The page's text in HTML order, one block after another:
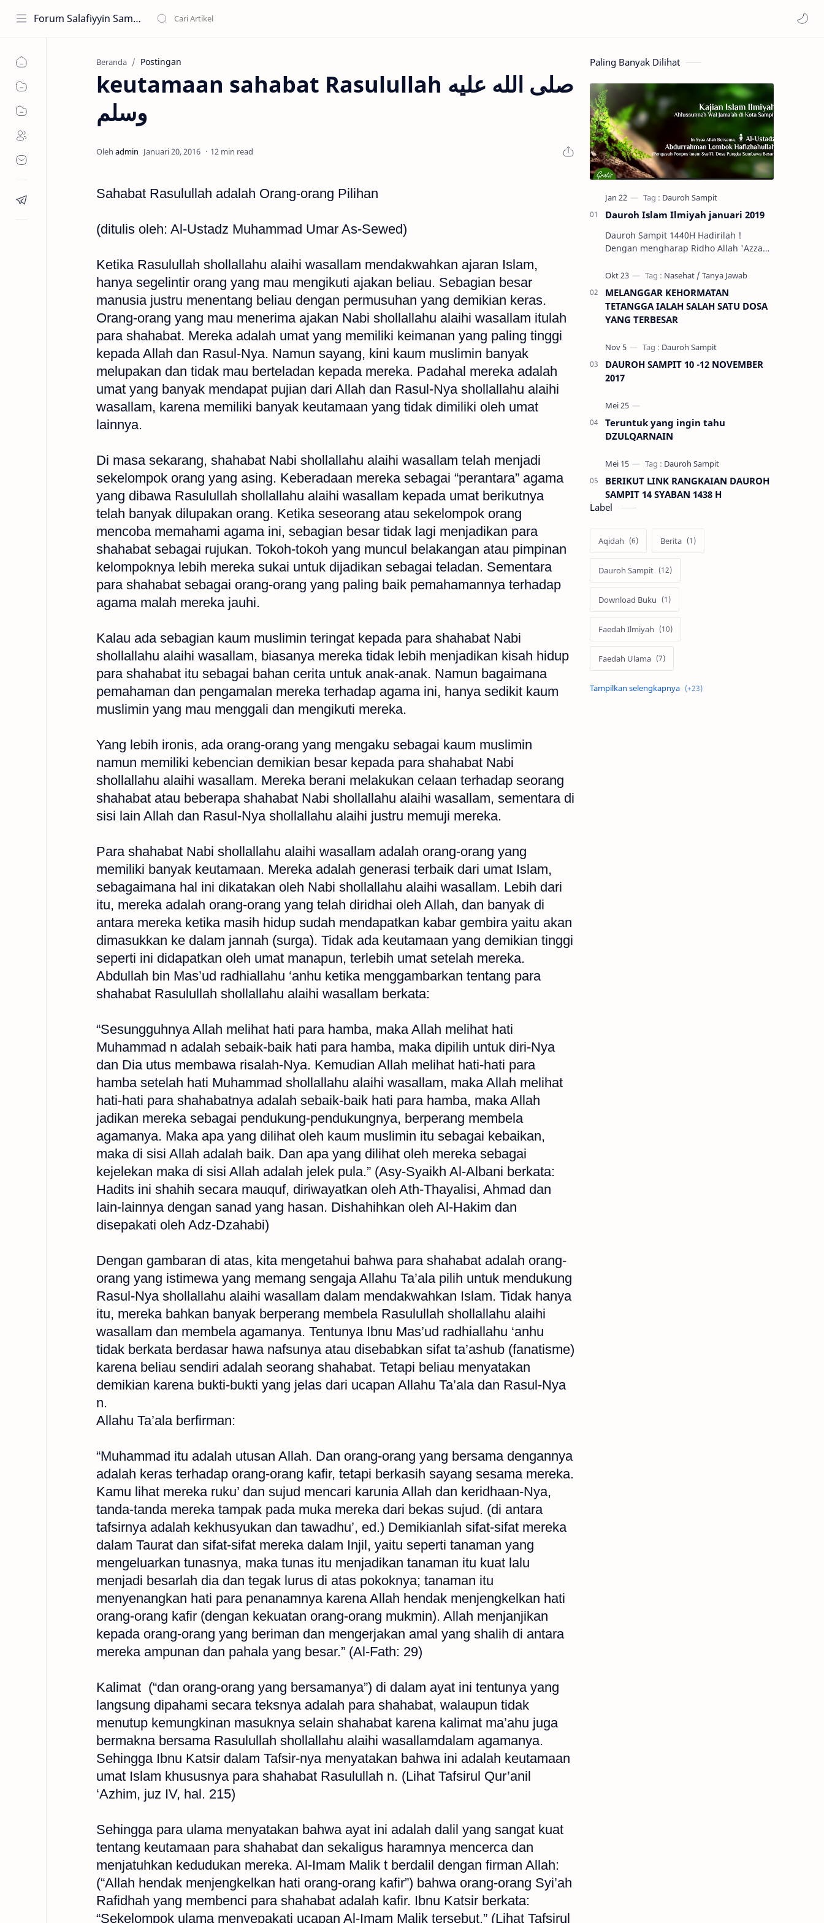
Forum Salafiyyin Sampit
Beranda Postingan
keutamaan sahabat Rasulullah صلى الله عليه
وسلم
12 min read
Sahabat Rasulullah adalah Orang-orang Pilihan
(ditulis oleh: Al-Ustadz Muhammad Umar As-Sewed)
Ketika Rasulullah shollallahu alaihi wasallam mendakwahkan ajaran Islam,
hanya segelintir orang yang mau mengikuti ajakan beliau. Sebagian besar
manusia justru menentang beliau dengan permusuhan yang demikian keras.
Orang-orang yang mau menerima ajakan Nabi shollallahu alaihi wasallam itulah
para shahabat. Mereka adalah umat yang memiliki keimanan yang paling tinggi
kepada Allah dan Rasul-Nya. Namun sayang, kini kaum muslimin banyak
melupakan dan tidak mau berteladan kepada mereka. Padahal mereka adalah
umat yang banyak mendapat pujian dari Allah dan Rasul-Nya shollallahu alaihi
wasallam, karena memiliki banyak keutamaan yang tidak dimiliki oleh umat
lainnya.
Di masa sekarang, shahabat Nabi shollallahu alaihi wasallam telah menjadi
sekelompok orang yang asing. Keberadaan mereka sebagai “perantara” agama
yang dibawa Rasulullah shollallahu alaihi wasallam kepada umat berikutnya
telah banyak dilupakan orang. Ketika seseorang atau sekelompok orang
mencoba memahami agama ini, sebagian besar tidak lagi menjadikan para
shahabat sebagai rujukan. Tokoh-tokoh yang muncul belakangan atau pimpinan
kelompoknya lebih mereka sukai untuk dijadikan sebagai teladan. Sementara
para shahabat sebagai orang-orang yang paling baik pemahamannya terhadap
agama malah mereka jauhi.
Kalau ada sebagian kaum muslimin teringat kepada para shahabat Nabi
shollallahu alaihi wasallam, biasanya mereka tidak lebih menjadikan kisah hidup
para shahabat itu sebagai bahan cerita untuk anak-anak. Namun bagaimana
pemahaman dan pengamalan mereka terhadap agama ini, hanya sedikit kaum
muslimin yang mau menggali dan mengikuti mereka.
Yang lebih ironis, ada orang-orang yang mengaku sebagai kaum muslimin
namun memiliki kebencian demikian besar kepada para shahabat Nabi
shollallahu alaihi wasallam. Mereka berani melakukan celaan terhadap seorang
shahabat atau beberapa shahabat Nabi shollallahu alaihi wasallam, sementara di
sisi lain Allah dan Rasul-Nya shollallahu alaihi justru memuji mereka.
Para shahabat Nabi shollallahu alaihi wasallam adalah orang-orang yang
memiliki banyak keutamaan. Mereka adalah generasi terbaik dari umat Islam,
sebagaimana hal ini dikatakan oleh Nabi shollallahu alaihi wasallam. Lebih dari
itu, mereka adalah orang-orang yang telah diridhai oleh Allah, dan banyak di
antara mereka ketika masih hidup sudah mendapatkan kabar gembira yaitu akan
dimasukkan ke dalam jannah (surga). Tidak ada keutamaan yang demikian tinggi
seperti ini didapatkan oleh umat manapun, terlebih umat setelah mereka.
Abdullah bin Mas’ud radhiallahu ‘anhu ketika menggambarkan tentang para
shahabat Rasulullah shollallahu alaihi wasallam berkata:
“Sesungguhnya Allah melihat hati para hamba, maka Allah melihat hati
Muhammad n adalah sebaik-baik hati para hamba, maka dipilih untuk diri-Nya
dan Dia utus membawa risalah-Nya. Kemudian Allah melihat hati-hati para
hamba setelah hati Muhammad shollallahu alaihi wasallam, maka Allah melihat
hati-hati para shahabatnya adalah sebaik-baik hati para hamba, maka Allah
jadikan mereka sebagai pendukung-pendukungnya, berperang membela
agamanya. Maka apa yang dilihat oleh kaum muslimin itu sebagai kebaikan,
maka di sisi Allah adalah baik. Dan apa yang dilihat oleh mereka sebagai
kejelekan maka di sisi Allah adalah jelek pula.” (Asy-Syaikh Al-Albani berkata:
Hadits ini shahih secara mauquf, diriwayatkan oleh Ath-Thayalisi, Ahmad dan
lain-lainnya dengan sanad yang hasan. Dishahihkan oleh Al-Hakim dan
disepakati oleh Adz-Dzahabi)
Dengan gambaran di atas, kita mengetahui bahwa para shahabat adalah orang-
orang yang istimewa yang memang sengaja Allahu Ta’ala pilih untuk mendukung
Rasul-Nya shollallahu alaihi wasallam dalam mendakwahkan Islam. Tidak hanya
itu, mereka bahkan banyak berperang membela Rasulullah shollallahu alaihi
wasallam dan membela agamanya. Tentunya Ibnu Mas’ud radhiallahu ‘anhu
tidak berkata berdasar hawa nafsunya atau disebabkan sifat ta’ashub (fanatisme)
karena beliau sendiri adalah seorang shahabat. Tetapi beliau menyatakan
demikian karena bukti-bukti yang jelas dari ucapan Allahu Ta’ala dan Rasul-Nya
n.
Allahu Ta’ala berfirman:
“Muhammad itu adalah utusan Allah. Dan orang-orang yang bersama dengannya
adalah keras terhadap orang-orang kafir, tetapi berkasih sayang sesama mereka.
Kamu lihat mereka ruku’ dan sujud mencari karunia Allah dan keridhaan-Nya,
tanda-tanda mereka tampak pada muka mereka dari bekas sujud. (di antara
tafsirnya adalah kekhusyukan dan tawadhu’, ed.) Demikianlah sifat-sifat mereka
dalam Taurat dan sifat-sifat mereka dalam Injil, yaitu seperti tanaman yang
mengeluarkan tunasnya, maka tunas itu menjadikan tanaman itu kuat lalu
menjadi besarlah dia dan tegak lurus di atas pokoknya; tanaman itu
menyenangkan hati para penanamnya karena Allah hendak menjengkelkan hati
orang-orang kafir (dengan kekuatan orang-orang mukmin). Allah menjanjikan
kepada orang-orang yang beriman dan mengerjakan amal yang shalih di antara
mereka ampunan dan pahala yang besar.” (Al-Fath: 29)
Kalimat (“dan orang-orang yang bersamanya”) di dalam ayat ini tentunya yang
langsung dipahami secara teksnya adalah para shahabat, walaupun tidak
menutup kemungkinan masuknya selain shahabat karena kalimat ma’ahu juga
bermakna bersama Rasulullah shollallahu alaihi wasallamdalam agamanya.
Sehingga Ibnu Katsir dalam Tafsir-nya menyatakan bahwa ini adalah keutamaan
umat Islam khususnya para shahabat Rasulullah n. (Lihat Tafsirul Qur’anil
‘Azhim, juz IV, hal. 215)
Sehingga para ulama menyatakan bahwa ayat ini adalah dalil yang sangat kuat
tentang keutamaan para shahabat dan sekaligus haramnya mencerca dan
menjatuhkan kedudukan mereka. Al-Imam Malik t berdalil dengan firman Allah:
(“Allah hendak menjengkelkan hati orang-orang kafir”) bahwa orang-orang Syi’ah
Rafidhah yang membenci para shahabat adalah kafir. Ibnu Katsir berkata:
“Sekelompok ulama menyepakati ucapan Al-Imam Malik tersebut.” (Lihat Tafsirul
Paling Banyak Dilihat
Dauroh Islam Ilmiyah januari 2019
Dauroh Sampit 1440H Hadirilah !
Dengan mengharap Ridho Allah 'Azza
Ahlussunnah Wal Jama'ah di Kota S…
MELANGGAR KEHORMATAN
TETANGGA IALAH SALAH SATU DOSA
YANG TERBESAR
DAUROH SAMPIT 10 -12 NOVEMBER
2017
Teruntuk yang ingin tahu
DZULQARNAIN
BERIKUT LINK RANGKAIAN DAUROH
SAMPIT 14 SYABAN 1438 H
Label
Aqidah Berita
Dauroh Sampit
Download Buku
Faedah Ilmiyah
Faedah Ulama
Fatawa Ulama Fawaid Ilmiya